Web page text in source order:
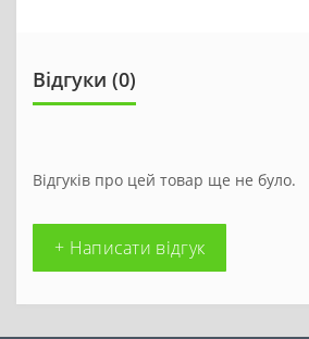
Відгуки (0)
Відгуків про цей товар ще не було.
+ Написати відгук